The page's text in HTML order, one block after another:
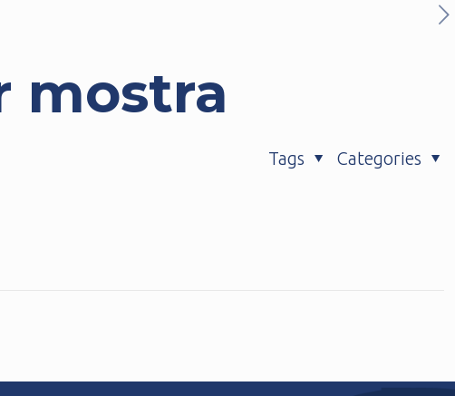
mostra
Categories
Tags